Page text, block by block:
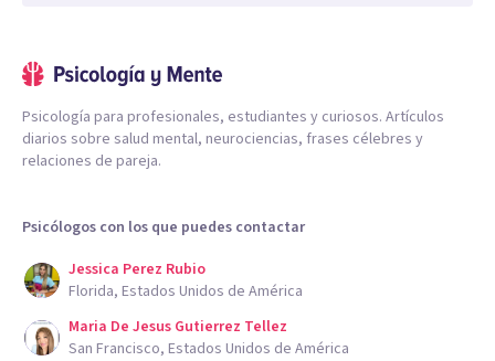
Psicología para profesionales, estudiantes y curiosos. Artículos
diarios sobre salud mental, neurociencias, frases célebres y
relaciones de pareja.
Psicólogos con los que puedes contactar
Jessica Perez Rubio
Florida, Estados Unidos de América
Maria De Jesus Gutierrez Tellez
San Francisco, Estados Unidos de América